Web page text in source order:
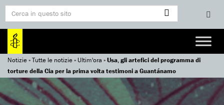
Notizie»Tutte le notizie» Ultim'ora »Usa, gli artefici del programma di
torture della Cia per la prima volta testimoni a Guantánamo